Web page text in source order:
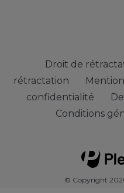
Droit de
rétractation
confidentialité
Conditions
© Copyright 2026